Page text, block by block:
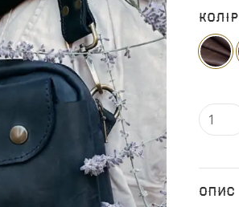
Колір
Опис